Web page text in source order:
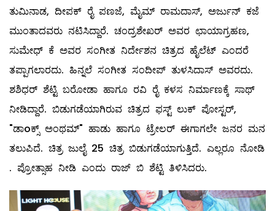
ತುಮಿನಾಡ, ದೀಪಕ್ ರೈ ಪಣಜೆ, ಮೈಮ್ ರಾಮದಾಸ್, ಅರ್ಜುನ್ ಕಜೆ
ಮುಂತಾದವರು ನಟಿಸಿದ್ದಾರೆ. ಚಂದ್ರಶೇಖರ್ ಅವರ ಛಾಯಾಗ್ರಹಣ,
ಸುಮೇಧ್ ಕೆ ಅವರ ಸಂಗೀತ ನಿರ್ದೇಶನ ಚಿತ್ರದ ಹೈಲೆಟ್ ಎಂದರೆ
ತಪ್ಪಾಗಲಾರದು. ಹಿನ್ನಲೆ ಸಂಗೀತ ಸಂದೀಪ್ ತುಳಸಿದಾಸ್ ಅವರದು.
ಶಶಿಧರ್ ಶೆಟ್ಟಿ ಬರೋಡಾ ಹಾಗೂ ರವಿ ರೈ ಕಳಸ ನಿರ್ಮಾಣಕ್ಕೆ ಸಾಥ್
ನೀಡಿದ್ದಾರೆ. ಬಿಡುಗಡೆಯಾಗಿರುವ ಚಿತ್ರದ ಫಸ್ಟ್ ಲುಕ್ ಪೋಸ್ಟರ್,
"ಡಾoಕ್ಸ್ ಅಂಥಮ್" ಹಾಡು ಹಾಗೂ ಟ್ರೇಲರ್ ಈಗಾಗಲೇ ಜನರ ಮನ
ತಲುಪಿದೆ. ಚಿತ್ರ ಜುಲೈ 25 ಚಿತ್ರ ಬಿಡುಗಡೆಯಾಗುತ್ತಿದೆ. ಎಲ್ಲರೂ ನೋಡಿ
. ಪ್ರೋತ್ಸಾಹ ನೀಡಿ ಎಂದು ರಾಜ್ ಬಿ ಶೆಟ್ಟಿ ತಿಳಿಸಿದರು.